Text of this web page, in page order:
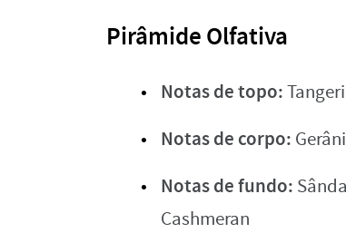
Pirâmide Olfativa
Notas de topo:
Notas de corpo:
Notas de fundo:
Cashmeran